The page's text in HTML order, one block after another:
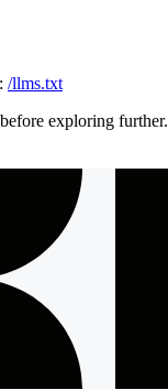
/llms.txt
exploring further.